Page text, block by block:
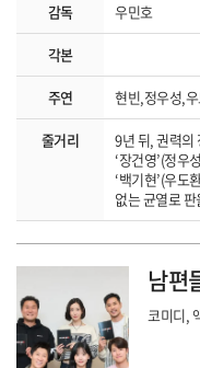
감독 우민호
각본
주연 현빈,정우성,
줄거리
9년 뒤, 권력의
‘장건영’(정우
‘백기현’(우도
없는 균열로
남편
코미디,